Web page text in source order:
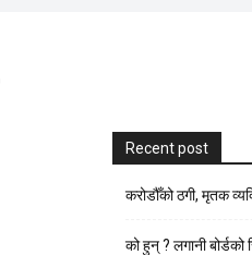
Recent post
करोडौँको ठगी, मृतक
को हुन् ? लगानी